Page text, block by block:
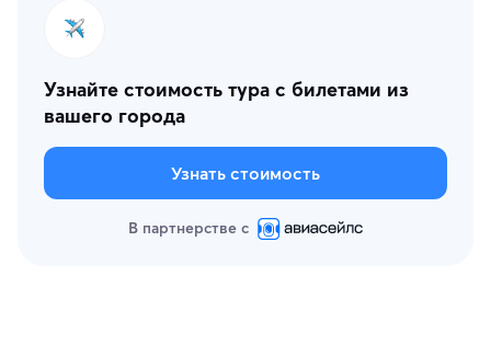
Узнайте стоимость тура с билетами из
вашего города
Узнать стоимость
В партнерстве с